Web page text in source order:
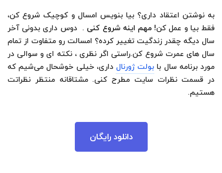
به نوشتن اعتقاد داری؟ بیا بنویس امسال و کوچیک شروع کن،
فقط بیا و عمل کن!مهم اینه شروع کنی . دوس داری بدونی آخر
سال دیگه چقدر زندگیت تغییر کرده؟ امسالت رو متفاوت از تمام
سال های عمرت شروع کن.راستی اگر نظری ، نکته ای و سوالی در
مورد برنامه سال با بولت ژورنال داری، خیلی خوشحال می‌شیم که
در قسمت نظرات سایت مطرح کنی. مشتاقانه منتظر نظراتت
هستیم.
دانلود رایگان